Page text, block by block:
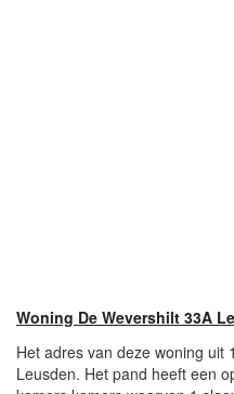
Woning De Wevershilt 33A
Het adres van deze woning uit
Leusden. Het pand heeft een